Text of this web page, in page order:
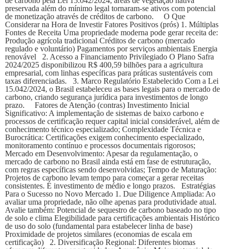
preservada além do mínimo legal tornaram-se ativos com potencial
de monetização através de créditos de carbono. O Que
Considerar na Hora de Investir Fatores Positivos (prós) 1. Múltiplas
Fontes de Receita Uma propriedade moderna pode gerar receita de:
Produção agrícola tradicional Créditos de carbono (mercado
regulado e voluntário) Pagamentos por serviços ambientais Energia
renovável 2. Acesso a Financiamento Privilegiado O Plano Safra
2024/2025 disponibilizou R$ 400,59 bilhões para a agricultura
empresarial, com linhas específicas para práticas sustentáveis com
taxas diferenciadas. 3. Marco Regulatório Estabelecido Com a Lei
15.042/2024, o Brasil estabeleceu as bases legais para o mercado de
carbono, criando segurança jurídica para investimentos de longo
prazo. Fatores de Atenção (contras) Investimento Inicial
Significativo: A implementação de sistemas de baixo carbono e
processos de certificação requer capital inicial considerável, além de
conhecimento técnico especializado; Complexidade Técnica e
Burocrática: Certificações exigem conhecimento especializado,
monitoramento contínuo e processos documentais rigorosos;
Mercado em Desenvolvimento: Apesar da regulamentação, o
mercado de carbono no Brasil ainda está em fase de estruturação,
com regras específicas sendo desenvolvidas; Tempo de Maturação:
Projetos de carbono levam tempo para começar a gerar receitas
consistentes. É investimento de médio e longo prazos. Estratégias
Para o Sucesso no Novo Mercado 1. Due Diligence Ampliada: Ao
avaliar uma propriedade, não olhe apenas para produtividade atual.
Avalie também: Potencial de sequestro de carbono baseado no tipo
de solo e clima Elegibilidade para certificações ambientais Histórico
de uso do solo (fundamental para estabelecer linha de base)
Proximidade de projetos similares (economias de escala em
certificação) 2. Diversificação Regional: Diferentes biomas